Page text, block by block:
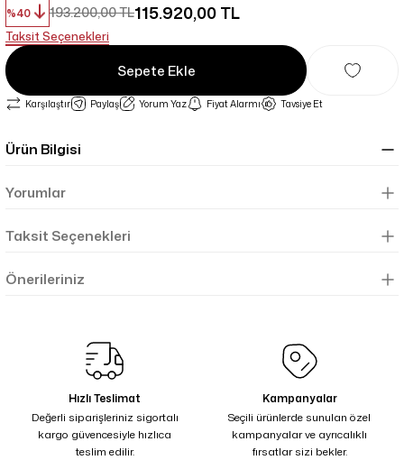
%40
193.200,00 TL115.920,00 TL
Taksit Seçenekleri
Sepete Ekle
Karşılaştır Paylaş Yorum Yaz Fiyat Alarmı Tavsiye Et
Ürün Bilgisi
Yorumlar
Taksit Seçenekleri
Önerileriniz
Hızlı Teslimat
Değerli siparişleriniz sigortalı
kargo güvencesiyle hızlıca
teslim edilir.
Kampanyalar
Seçili ürünlerde sunulan özel
kampanyalar ve ayrıcalıklı
fırsatlar sizi bekler.